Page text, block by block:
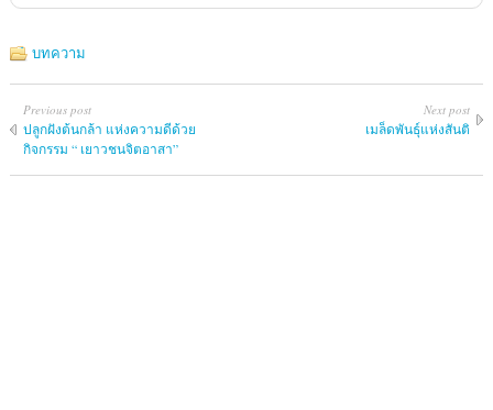
บทความ
Previous post
ปลูกฝังต้นกล้า แห่งความดีด้วย
กิจกรรม “ เยาวชนจิตอาสา”
Next post
เมล็ดพันธุ์แห่งสันติ